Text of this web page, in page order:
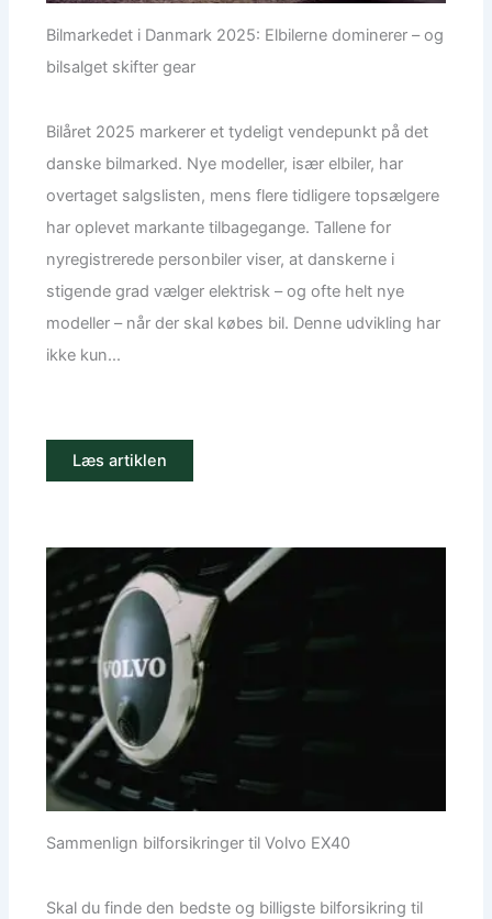
Bilmarkedet i Danmark 2025: Elbilerne dominerer – og
bilsalget skifter gear
Bilåret 2025 markerer et tydeligt vendepunkt på det
danske bilmarked. Nye modeller, især elbiler, har
overtaget salgslisten, mens flere tidligere topsælgere
har oplevet markante tilbagegange. Tallene for
nyregistrerede personbiler viser, at danskerne i
stigende grad vælger elektrisk – og ofte helt nye
modeller – når der skal købes bil. Denne udvikling har
ikke kun...
Læs artiklen
Sammenlign bilforsikringer til Volvo EX40
Skal du finde den bedste og billigste bilforsikring til